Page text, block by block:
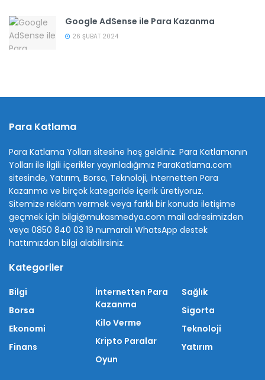
Google AdSense ile Para Kazanma
26 ŞUBAT 2024
Para Katlama
Para Katlama Yolları sitesine hoş geldiniz. Para Katlamanın
Yolları ile ilgili içerikler yayınladığımız ParaKatlama.com
sitesinde, Yatırım, Borsa, Teknoloji, İnternetten Para
Kazanma ve birçok kategoride içerik üretiyoruz.
Sitemize reklam vermek veya farklı bir konuda iletişime
geçmek için bilgi@mukasmedya.com mail adresimizden
veya 0850 840 03 19 numaralı WhatsApp destek
hattımızdan bilgi alabilirsiniz.
Kategoriler
Bilgi
Borsa
Ekonomi
Finans
İnternetten Para
Kazanma
Kilo Verme
Kripto Paralar
Oyun
Sağlık
Sigorta
Teknoloji
Yatırım